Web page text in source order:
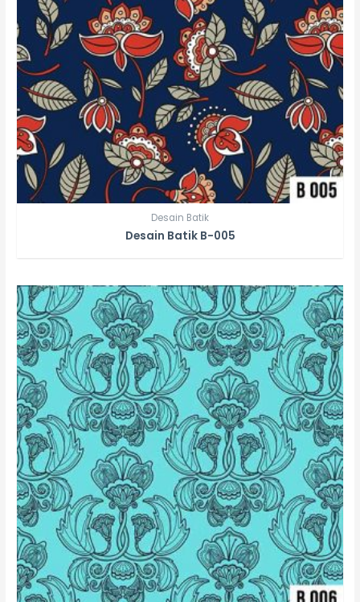
Desain Batik
Desain Batik B-005